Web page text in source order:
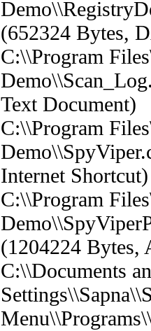
(652324 Bytes,
C:\\Program
Text Document)
C:\\Program
Internet Shortcut)
C:\\Program
(1204224 Bytes,
C:\\Documents